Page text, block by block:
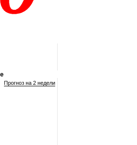
Прогноз на 2 недели